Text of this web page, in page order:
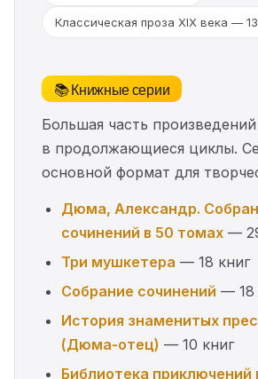
Классическая проза ХIX века —
📚 Книжные серии
Большая часть
в продолжающиеся циклы.
основной формат для
Дюма, Александр.
сочинений в 50 томах —
Три мушкетера — 18 книг
Собрание сочинений — 18
История знаменитых
(Дюма-отец) — 10 книг
Библиотека приключений